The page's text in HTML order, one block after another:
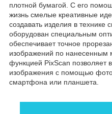
плотной бумагой. С его
жизнь смелые креативные
создавать изделия в технике
оборудован специальным
обеспечивает точное
изображений по нанесенным
функцией PixScan позволяет
изображения с помощью
смартфона или планшета.